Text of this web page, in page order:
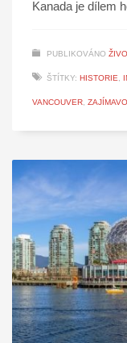
Kanada je dílem
PUBLIKOVÁNO
ŠTÍTKY: HISTORIE,
VANCOUVER,